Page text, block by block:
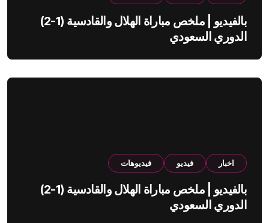
بالفيديو | ملخص مباراة الهلال والقادسية (1-2)
الدوري السعودي
اخبار فيديو فيديوهات
بالفيديو | ملخص مباراة الهلال والقادسية (1-2)
الدوري السعودي